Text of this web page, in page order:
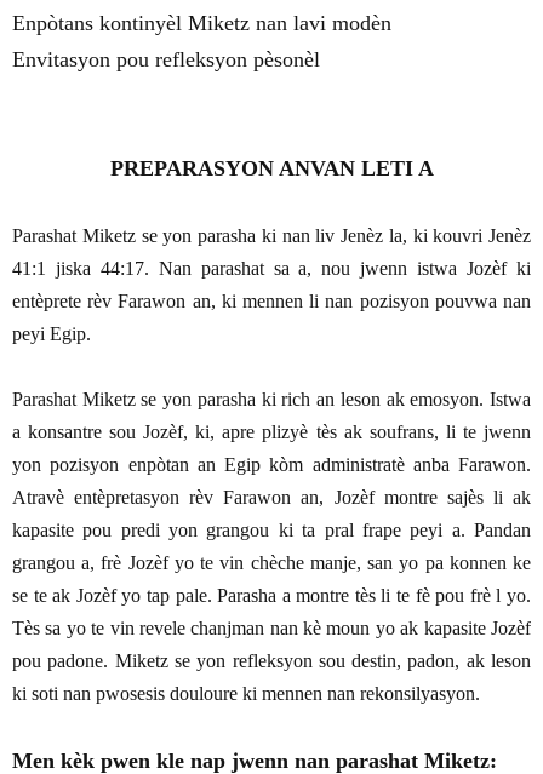
Enpòtans kontinyèl Miketz nan lavi modèn
Envitasyon pou refleksyon pèsonèl
PREPARASYON ANVAN LETI A
Parashat Miketz se yon parasha ki nan liv Jenèz la, ki kouvri Jenèz
41:1 jiska 44:17. Nan parashat sa a, nou jwenn istwa Jozèf ki
entèprete rèv Farawon an, ki mennen li nan pozisyon pouvwa nan
peyi Egip.
Parashat Miketz se yon parasha ki rich an leson ak emosyon. Istwa
a konsantre sou Jozèf, ki, apre plizyè tès ak soufrans, li te jwenn
yon pozisyon enpòtan an Egip kòm administratè anba Farawon.
Atravè entèpretasyon rèv Farawon an, Jozèf montre sajès li ak
kapasite pou predi yon grangou ki ta pral frape peyi a. Pandan
grangou a, frè Jozèf yo te vin chèche manje, san yo pa konnen ke
se te ak Jozèf yo tap pale. Parasha a montre tès li te fè pou frè l yo.
Tès sa yo te vin revele chanjman nan kè moun yo ak kapasite Jozèf
pou padone. Miketz se yon refleksyon sou destin, padon, ak leson
ki soti nan pwosesis douloure ki mennen nan rekonsilyasyon.
Men kèk pwen kle nap jwenn nan parashat Miketz: